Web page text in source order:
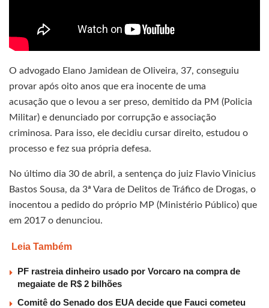
O advogado Elano Jamidean de Oliveira, 37, conseguiu
provar após oito anos que era inocente de uma
acusação que o levou a ser preso, demitido da PM (Policia
Militar) e denunciado por corrupção e associação
criminosa. Para isso, ele decidiu cursar direito, estudou o
processo e fez sua própria defesa.
No último dia 30 de abril, a sentença do juiz Flavio Vinicius
Bastos Sousa, da 3ª Vara de Delitos de Tráfico de Drogas, o
inocentou a pedido do próprio MP (Ministério Público) que
em 2017 o denunciou.
Leia Também
PF rastreia dinheiro usado por Vorcaro na compra de
megaiate de R$ 2 bilhões
Comitê do Senado dos EUA decide que Fauci cometeu